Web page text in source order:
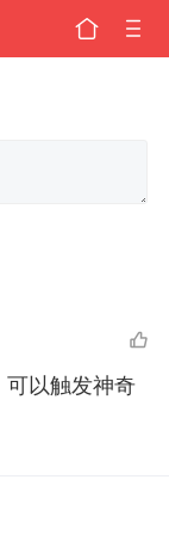
以触发神奇